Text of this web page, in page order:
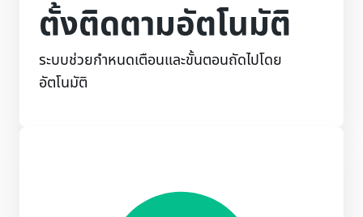
ตั้งติดตามอัตโนมัติ
ระบบช่วยกำหนดเตือนและขั้นตอนถัดไปโดย
อัตโนมัติ